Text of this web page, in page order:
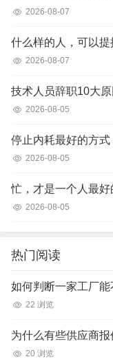
2026-08-07
什么样的人，可以提
2026-08-07
技术人员辞职10大原
2026-08-05
停止内耗最好的方式
2026-08-05
忙，才是一个人最好
2026-08-05
热门阅读
如何判断一家工厂能
22 浏览
为什么有些供应商报
20 浏览